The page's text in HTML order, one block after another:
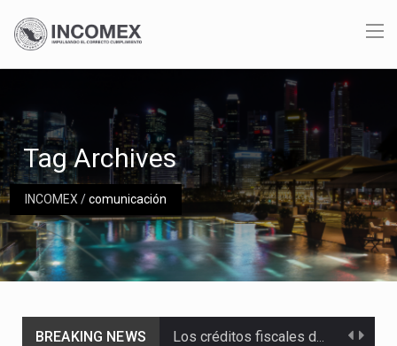
INCOMEX/comunicación
Tag Archives
BREAKING NEWS